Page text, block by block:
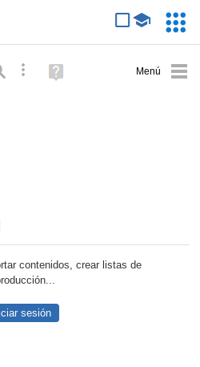
Búsqueda avanzada
Ayuda
(en
contenidos, crear listas de
sesión